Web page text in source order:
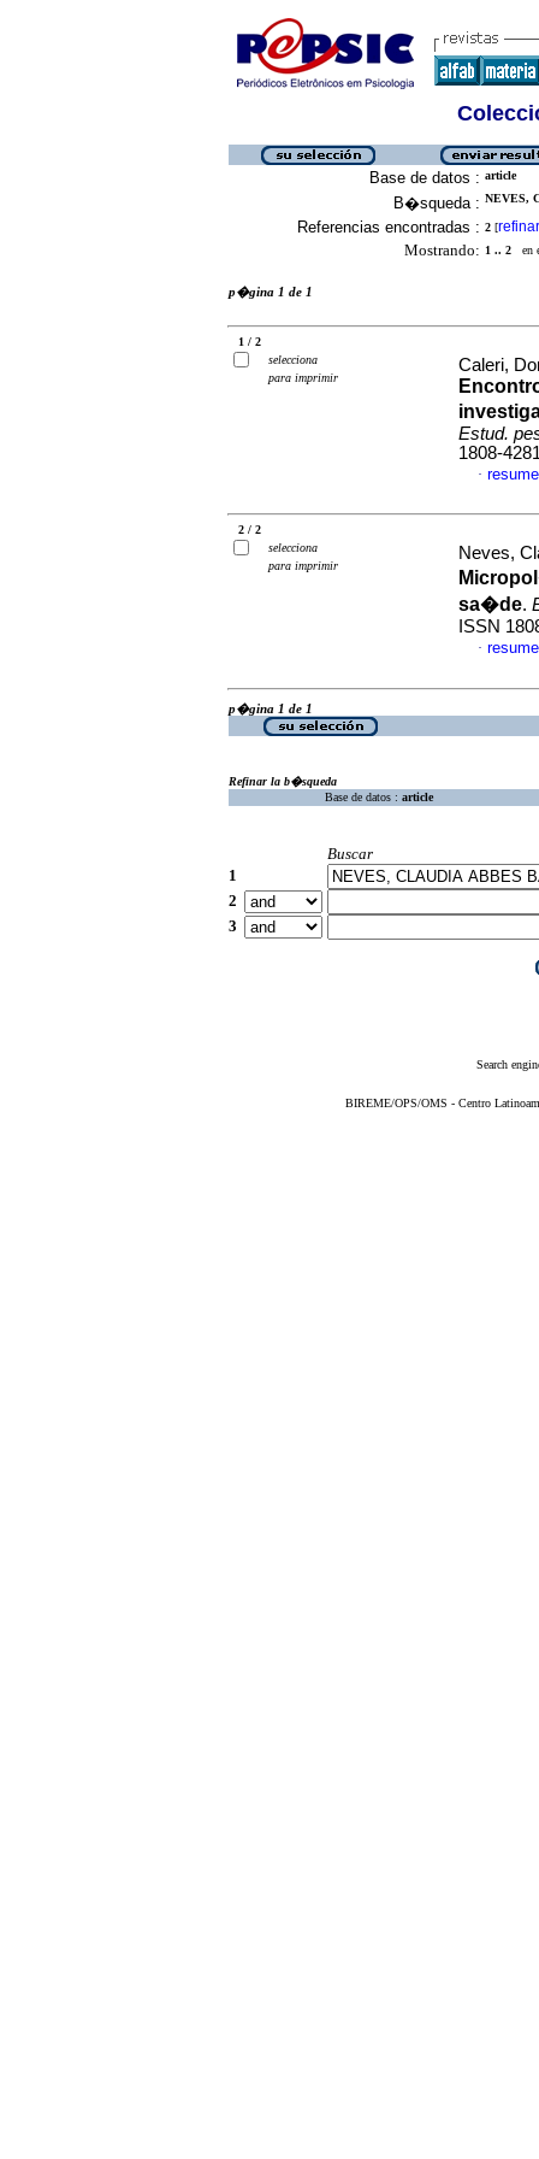
Base de datos : article
B�squeda : NEVES,
Referencias encontradas : 2 [refinar
Mostrando: 1 .. 2 en
p�gina 1 de 1
1 / 2
selecciona
para imprimir
Caleri,
Estud.
1808-
·
2 / 2
selecciona
para imprimir
Neves,
sa�de.
ISSN
·
p�gina 1 de 1
Refinar la b�squeda
Base de datos : article
Buscar
1
2
3
Search
BIREME/OPS/OMS - Centro